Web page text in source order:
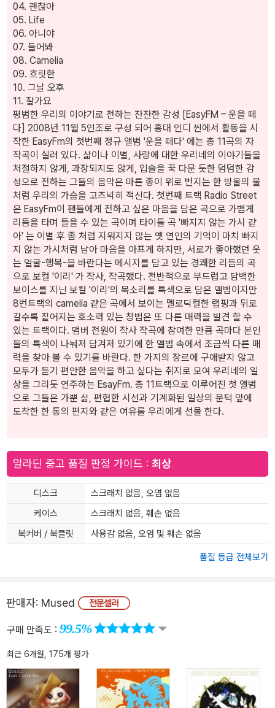
04. 괜찮아
05. Life
06. 아니야
07. 들어봐
08. Camelia
09. 흐릿한
10. 그날 오후
11. 잘가요
평범한 우리의 이야기로 전하는 잔잔한 감성 [EasyFM – 운을 떼
다] 2008년 11월 5인조로 구성 되어 홍대 인디 씬에서 활동을 시
작한 EasyFm의 첫번째 정규 앨범 '운을 떼다' 에는 총 11곡의 자
작곡이 실려 있다. 삶이나 이별, 사랑에 대한 우리네의 이야기들을
처절하지 않게, 과장되지도 않게, 입술을 꾹 다문 듯한 덤덤한 감
성으로 전하는 그들의 음악은 마른 종이 위로 번지는 한 방울의 물
처럼 우리의 가슴을 고즈넉히 적신다. 첫번째 트랙 Radio Street
은 EasyFm이 팬들에게 전하고 싶은 마음을 담은 곡으로 가볍게
리듬을 타며 들을 수 있는 곡이며 타이틀 곡 '빠지지 않는 가시 같
아' 는 이별 후 좀 처럼 지워지지 않는 옛 연인의 기억이 마치 빠지
지 않는 가시처럼 남아 마음을 아프게 하지만, 서로가 좋아했던 웃
는 얼굴-행복-을 바란다는 메시지를 담고 있는 경쾌한 리듬의 곡
으로 보컬 '이리' 가 작사, 작곡했다. 전반적으로 부드럽고 담백한
보이스를 지닌 보컬 '이리'의 목소리를 특색으로 담은 앨범이지만
8번트랙의 camelia 같은 곡에서 보이는 멜로딕컬한 랩핑과 뒤로
갈수록 짙어지는 호소력 있는 창법은 또 다른 매력을 발견 할 수
있는 트랙이다. 맴버 전원이 작사 작곡에 참여한 만큼 곡마다 본인
들의 특색이 나눠져 담겨져 있기에 한 앨범 속에서 조금씩 다른 매
력을 찾아 볼 수 있기를 바란다. 한 가지의 장르에 구애받지 않고
모두가 듣기 편안한 음악을 하고 싶다는 취지로 모여 우리네의 일
상을 그리듯 연주하는 EsayFm. 총 11트랙으로 이루어진 첫 앨범
으로 그들은 가뿐 삶, 편협한 시선과 기계화된 일상의 문턱 앞에
도착한 한 통의 편지와 같은 여유를 우리에게 선물 한다.
알라딘 중고 품질 판정 가이드 : 최상
디스크
스크래치 없음, 오염 없음
케이스
스크래치 없음, 훼손 없음
북커버 / 북클릿
사용감 없음, 오염 및 훼손 없음
품질 등급 전체보기
판매자: Mused
구매 만족도 : 99.5%
최근 6개월, 175개 평가